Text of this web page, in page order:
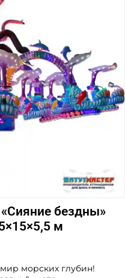
бездны»
м
морских глубин!